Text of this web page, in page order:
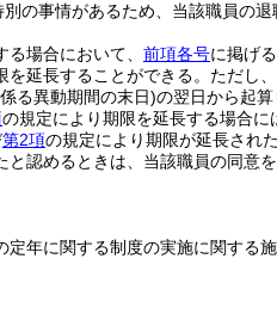
の事情があるため、当該職員の
場合において、 前項各号に掲げ
延長することができる。 ただし
る異動期間の末日)の翌日から起算
の規定により期限を延長する場合に
第2項の規定により期限が延長され
と認めるときは、当該職員の同意
年に関する制度の実施に関する